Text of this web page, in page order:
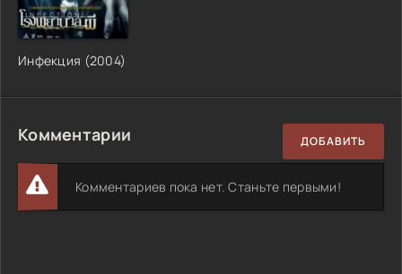
Инфекция (2004)
Комментарии ДОБАВИТЬ
Комментариев пока нет. Станьте первыми!